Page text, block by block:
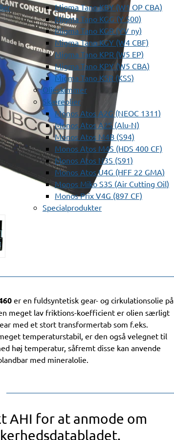
Migma Tano KBY (W1 OP CBA)
Migma Tano KGG (Y 500)
Migma Tano KGR (YV ny)
Migma Tano KGY (W4 CBF)
Migma Tano KPR (W5 EP)
Migma Tano KPY (W5 CBA)
Migma Tano KSR (KSS)
Olieskimmer
Skæreolier
Monos Atos A2G (NEOC 1311)
Monos Atos A2S (Alu-N)
Monos Atos M4B (S94)
Monos Atos M4S (HDS 400 CF)
Monos Atos N3S (S91)
Monos Atos U4G (HFF 22 GMA)
Monos Miko S3S (Air Cutting Oil)
Monos Prix V4G (897 CF)
Specialprodukter
er en fuldsyntetisk gear- og cirkulationsolie på
meget lav friktions-koefficient er olien særligt
med et stort transformertab som f.eks.
temperaturstabil, er den også velegnet til
høj temperatur, såfremt disse kan anvende
med mineralolie.
AHI for at anmode om